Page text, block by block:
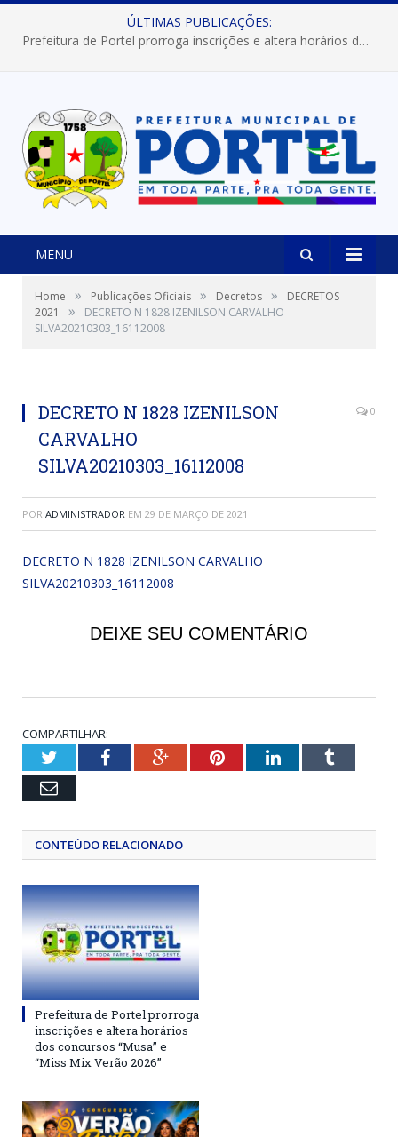
ÚLTIMAS PUBLICAÇÕES:
Prefeitura de Portel prorroga inscrições e altera horários dos concursos “Musa” e “Miss Mix Verão 2026”
MENU
Home » Publicações Oficiais » Decretos »
DECRETOS
2021
»
DECRETO N 1828 IZENILSON CARVALHO
SILVA20210303_16112008
DECRETO N 1828 IZENILSON
CARVALHO
SILVA20210303_16112008
0
POR ADMINISTRADOR EM 29 DE MARÇO DE 2021
DECRETO N 1828 IZENILSON CARVALHO
SILVA20210303_16112008
DEIXE SEU COMENTÁRIO
COMPARTILHAR:
TwitterFacebookGoogle+PinterestLinkedInTumblr
Email
CONTEÚDO RELACIONADO
Prefeitura de Portel prorroga
inscrições e altera horários
dos concursos “Musa” e
“Miss Mix Verão 2026”